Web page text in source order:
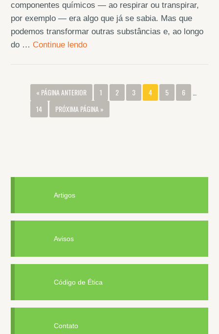
componentes químicos — ao respirar ou transpirar,
por exemplo — era algo que já se sabia. Mas que
podemos transformar outras substâncias e, ao longo
do … Continue lendo
« PÁGINA ANTERIOR 1 2 3 4 5 6
…
14
PRÓXIMA PÁGINA »
Artigos
Avisos
Código de Ética
Contato